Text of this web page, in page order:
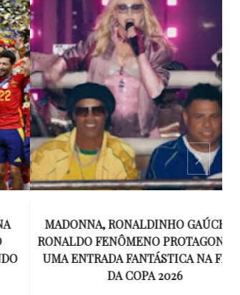
MADONNA, RONALDINHO GAÚCHO E
RONALDO FENÔMENO PROTAGONIZAM
UMA ENTRADA FANTÁSTICA NA FINAL
DA COPA 2026